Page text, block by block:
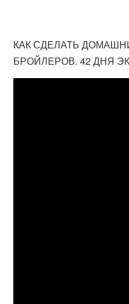
КАК СДЕЛАТЬ
БРОЙЛЕРОВ. 42 ДНЯ